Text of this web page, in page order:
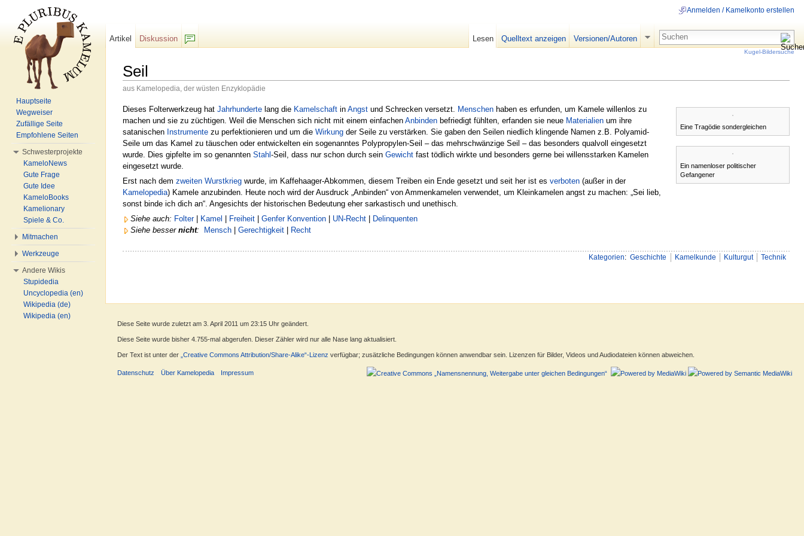
Seil
aus Kamelopedia, der wüsten Enzyklopädie
Eine Tragödie sondergleichen
Ein namenloser politischer
Gefangener
Dieses Folterwerkzeug hat Jahrhunderte lang die Kamelschaft in Angst und Schrecken versetzt. Menschen haben es erfunden, um Kamele willenlos zu
machen und sie zu züchtigen. Weil die Menschen sich nicht mit einem einfachen Anbinden befriedigt fühlten, erfanden sie neue Materialien um ihre
satanischen Instrumente zu perfektionieren und um die Wirkung der Seile zu verstärken. Sie gaben den Seilen niedlich klingende Namen z.B. Polyamid-
Seile um das Kamel zu täuschen oder entwickelten ein sogenanntes Polypropylen-Seil – das mehrschwänzige Seil – das besonders qualvoll eingesetzt
wurde. Dies gipfelte im so genannten Stahl-Seil, dass nur schon durch sein Gewicht fast tödlich wirkte und besonders gerne bei willensstarken Kamelen
eingesetzt wurde.
Erst nach dem zweiten Wurstkrieg wurde, im Kaffehaager-Abkommen, diesem Treiben ein Ende gesetzt und seit her ist es verboten (außer in der
Kamelopedia) Kamele anzubinden. Heute noch wird der Ausdruck „Anbinden“ von Ammenkamelen verwendet, um Kleinkamelen angst zu machen: „Sei lieb,
sonst binde ich dich an“. Angesichts der historischen Bedeutung eher sarkastisch und unethisch.
Siehe auch: Folter| Kamel Freiheit Genfer Konvention UN-Recht
Delinquenten
Siehe besser nicht: Mensch Gerechtigkeit Recht
Kategorien: Geschichte Kamelkunde Kulturgut Technik
Anmelden / Kamelkonto erstellen
Artikel
Diskussion
Lesen Quelltext anzeigen Versionen/Autoren
Kugel-Bildersuche
Hauptseite
Wegweiser
Zufällige Seite
Empfohlene Seiten
Schwesterprojekte
KameloNews
Gute Frage
Gute Idee
KameloBooks
Kamelionary
Spiele & Co.
Mitmachen
Werkzeuge
Andere Wikis
Stupidedia
Uncyclopedia (en)
Wikipedia (de)
Wikipedia (en)
Diese Seite wurde zuletzt am 3. April 2011 um 23:15 Uhr geändert.
Diese Seite wurde bisher 4.755-mal abgerufen. Dieser Zähler wird nur alle Nase lang aktualisiert.
Der Text ist unter der „Creative Commons Attribution/Share-Alike“-Lizenz verfügbar; zusätzliche Bedingungen können anwendbar sein. Lizenzen für Bilder, Videos und Audiodateien können abweichen.
Datenschutz Über Kamelopedia Impressum